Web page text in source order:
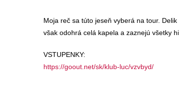
Moja reč sa túto jeseň vyberá na tour.
však odohrá celá kapela a zaznejú všetky
VSTUPENKY:
https://goout.net/sk/klub-luc/vzvbyd/